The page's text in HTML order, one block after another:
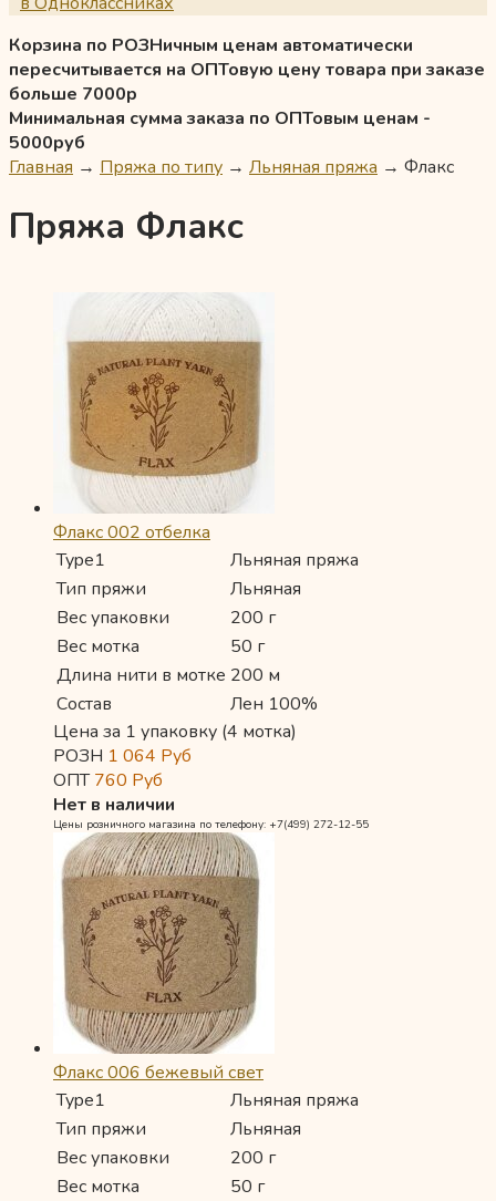
Корзина по РОЗНичным ценам автоматически
пересчитывается на ОПТовую цену товара при заказе
больше 7000р
Минимальная сумма заказа по ОПТовым ценам -
5000руб
Главная → Пряжа по типу → Льняная пряжа → Флакс
Пряжа Флакс
Флакс 002 отбелка
Type1
Льняная пряжа
Тип пряжи
Льняная
Вес упаковки
200 г
Вес мотка
50 г
Длина нити в мотке 200 м
Состав
Лен 100%
Цена за 1 упаковку (4 мотка)
РОЗН 1 064 Руб
ОПТ760 Руб
Нет в наличии
Цены розничного магазина по телефону: +7(499) 272-12-55
Флакс 006 бежевый свет
Type1
Льняная пряжа
Тип пряжи
Льняная
Вес упаковки
200 г
Вес мотка
50 г